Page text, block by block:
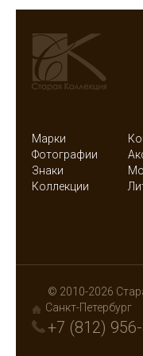
Марки
Фотографии
Знаки
Коллекции
© 2010-2026
Санкт-Петербург
+7 (812)